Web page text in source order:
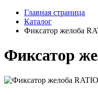
Главная страница
Каталог
Фиксатор желоба
Фиксатор